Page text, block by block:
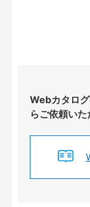
Webカタロ
らご依頼いた